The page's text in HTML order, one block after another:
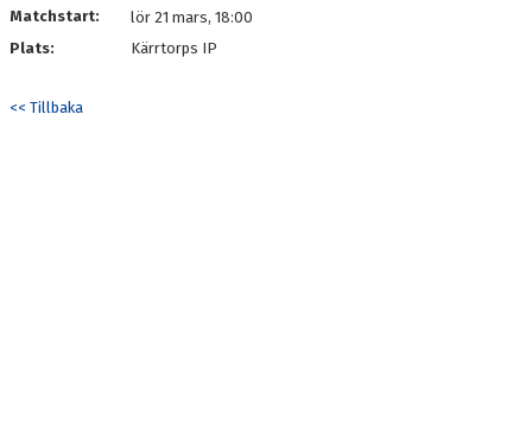
Matchstart:
lör 21 mars, 18:00
Plats:
Kärrtorps IP
<< Tillbaka